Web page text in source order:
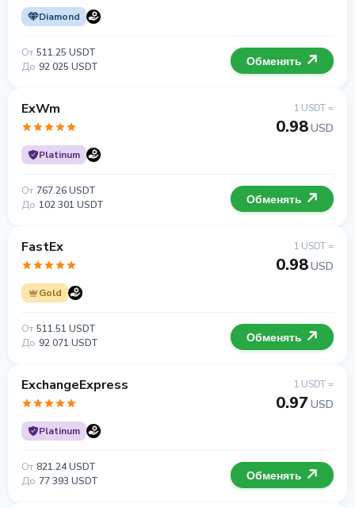
Diamond
От 511.25 USDT
До 92 025 USDT Обменять
ExWm
Platinum
1 USDT =
0.98USD
От 767.26 USDT
До 102 301 USDT Обменять
FastEx
Gold
1 USDT =
0.98USD
От 511.51 USDT
До 92 071 USDT Обменять
ExchangeExpress
Platinum
1 USDT =
0.97 USD
От 821.24 USDT
До 77 393 USDT Обменять